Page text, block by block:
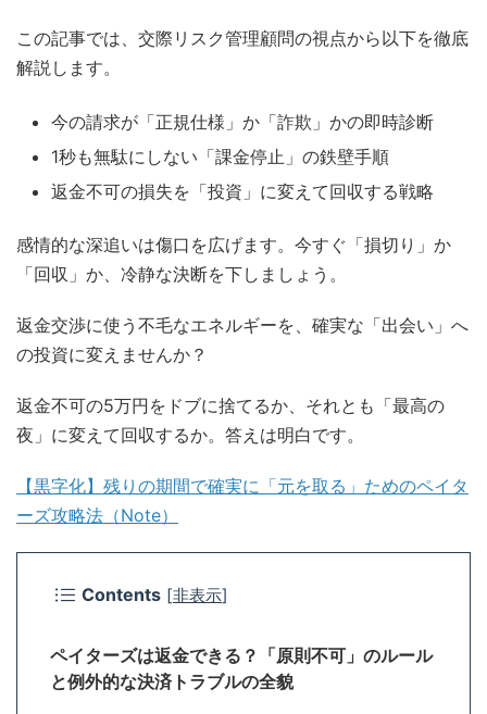
この記事では、交際リスク管理顧問の視点から以下を徹底
解説します。
今の請求が「正規仕様」か「詐欺」かの即時診断
1秒も無駄にしない「課金停止」の鉄壁手順
返金不可の損失を「投資」に変えて回収する戦略
感情的な深追いは傷口を広げます。今すぐ「損切り」か
「回収」か、冷静な決断を下しましょう。
返金交渉に使う不毛なエネルギーを、確実な「出会い」へ
の投資に変えませんか？
返金不可の5万円をドブに捨てるか、それとも「最高の
夜」に変えて回収するか。答えは明白です。
【黒字化】残りの期間で確実に「元を取る」ためのペイタ
ーズ攻略法（Note）
Contents [非表示]
ペイターズは返金できる？「原則不可」のルール
と例外的な決済トラブルの全貌